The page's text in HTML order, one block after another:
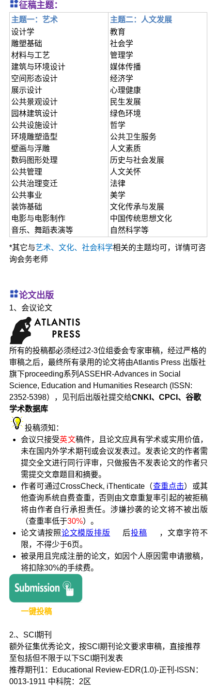
征稿主题：
主题一：艺术
设计学
雕塑基础
材料与工艺
建筑与环境设计
空间形态设计
展示设计
公共景观设计
园林建筑设计
公共设施设计
环境雕塑造型
壁画与浮雕
数码图形处理
公共管理
公共治理变迁
公共事业
装饰基础
电影与电影制作
音乐、舞蹈表演等
主题二：人文发展
教育
社会学
管理学
媒体传播
经济学
心理健康
民生发展
绿色环境
哲学
公共卫生服务
人文素质
历史与社会发展
人文关怀
法律
美学
文化传承与发展
中国传统思想文化
自然科学等
*其它与艺术、文化、社会科学相关的主题均可，详情可咨
询会务老师
论文出版
1、会议论文
所有的投稿都必须经过2-3位组委会专家审稿，经过严格的
审稿之后，最终所有录用的论文将由Atlantis Press 出版社
旗下proceeding系列ASSEHR-Advances in Social
Science, Education and Humanities Research (ISSN:
2352-5398），见刊后出版社提交给CNKI、CPCI、谷歌
学术数据库
投稿须知：
会议只接受英文稿件，且论文应具有学术或实用价值，
未在国内外学术期刊或会议发表过。发表论文的作者需
提交全文进行同行评审，只做报告不发表论文的作者只
需提交文章题目和摘要。
作者可通过CrossCheck, iThenticate（查重点击）或其
他查询系统自费查重，否则由文章重复率引起的被拒稿
将由作者自行承担责任。涉嫌抄袭的论文将不被出版
（查重率低于30%）。
论文请按照论文模版排版 后投稿
，文章字符不
限，不得少于6页。
被录用且完成注册的论文，如因个人原因需申请撤稿，
将扣除30%的手续费。
一键投稿
2.、SCI期刊
额外征集优秀论文，按SCI期刊论文要求审稿，直接推荐
至包括但不限于以下SCI期刊发表
推荐期刊1：Educational Review-EDR(1.0)-正刊-ISSN：
0013-1911 中科院：2区